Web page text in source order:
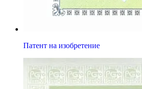
Патент на изобретение